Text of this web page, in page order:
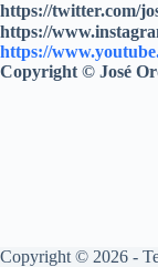
https://twitter.com/
https://
https://
Copyright © José
Copyright © 2026 -